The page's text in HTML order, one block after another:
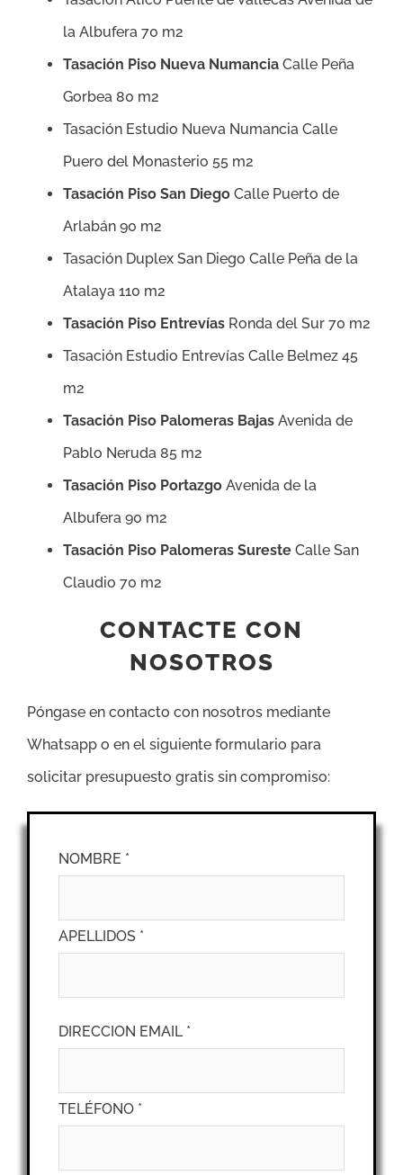
la Albufera 70 m2
Tasación Piso Nueva Numancia Calle Peña
Gorbea 80 m2
Tasación Estudio Nueva Numancia Calle
Puero del Monasterio 55 m2
Tasación Piso San Diego Calle Puerto de
Arlabán 90 m2
Tasación Duplex San Diego Calle Peña de la
Atalaya 110 m2
Tasación Piso Entrevías Ronda del Sur 70 m2
Tasación Estudio Entrevías Calle Belmez 45
m2
Tasación Piso Palomeras Bajas Avenida de
Pablo Neruda 85 m2
Tasación Piso Portazgo Avenida de la
Albufera 90 m2
Tasación Piso Palomeras Sureste Calle San
Claudio 70 m2
CONTACTE CON
NOSOTROS
Póngase en contacto con nosotros mediante
Whatsapp o en el siguiente formulario para
solicitar presupuesto gratis sin compromiso:
NOMBRE *
APELLIDOS *
DIRECCION EMAIL *
TELÉFONO *